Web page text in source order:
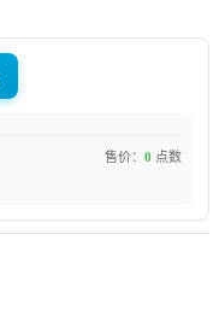
售价： 0 点数